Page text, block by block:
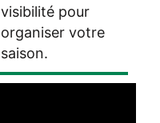
visibilité pour
organiser votre
saison.